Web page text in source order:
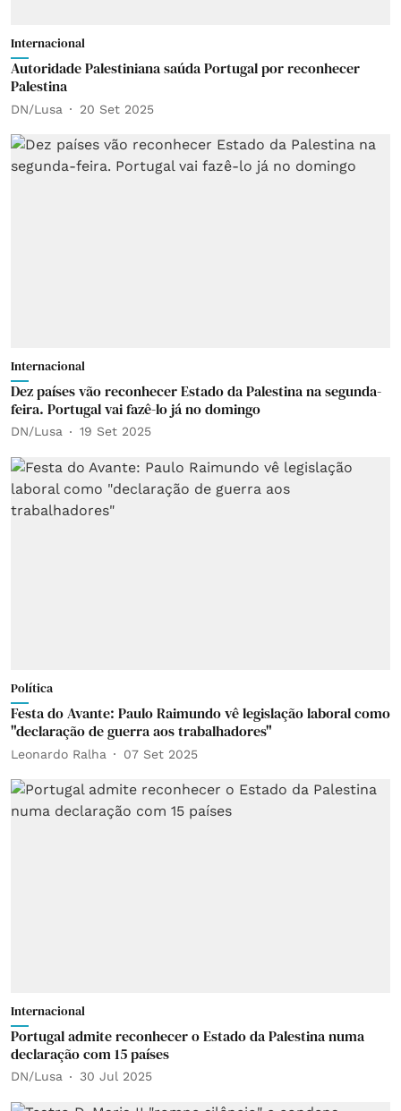
Internacional
Autoridade Palestiniana saúda Portugal por reconhecer
Palestina
DN/Lusa 20 Set 2025
Internacional
Dez países vão reconhecer Estado da Palestina na segunda-
feira. Portugal vai fazê-lo já no domingo
DN/Lusa 19 Set 2025
Política
Festa do Avante: Paulo Raimundo vê legislação laboral como
"declaração de guerra aos trabalhadores"
Leonardo Ralha 07 Set 2025
Internacional
Portugal admite reconhecer o Estado da Palestina numa
declaração com 15 países
DN/Lusa 30 Jul 2025